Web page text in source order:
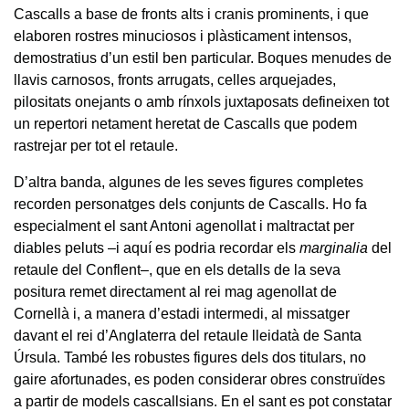
Cascalls a base de fronts alts i cranis prominents, i que
elaboren rostres minuciosos i plàsticament intensos,
demostratius d’un estil ben particular. Boques menudes de
llavis carnosos, fronts arrugats, celles arquejades,
pilositats onejants o amb rínxols juxtaposats defineixen tot
un repertori netament heretat de Cascalls que podem
rastrejar per tot el retaule.
D’altra banda, algunes de les seves figures completes
recorden personatges dels conjunts de Cascalls. Ho fa
especialment el sant Antoni agenollat i maltractat per
diables peluts –i aquí es podria recordar els marginalia del
retaule del Conflent–, que en els detalls de la seva
positura remet directament al rei mag agenollat de
Cornellà i, a manera d’estadi intermedi, al missatger
davant el rei d’Anglaterra del retaule lleidatà de Santa
Úrsula. També les robustes figures dels dos titulars, no
gaire afortunades, es poden considerar obres construïdes
a partir de models cascallsians. En el sant es pot constatar